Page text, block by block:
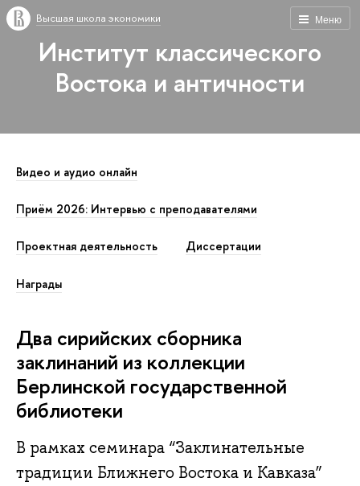
Меню
Высшая школа экономики
Институт классического
Востока и античности
Видео и аудио онлайн
Приём 2026: Интервью с преподавателями
Проектная деятельность Диссертации
Награды
Два сирийских сборника
заклинаний из коллекции
Берлинской государственной
библиотеки
В рамках семинара “Заклинательные
традиции Ближнего Востока и Кавказа”